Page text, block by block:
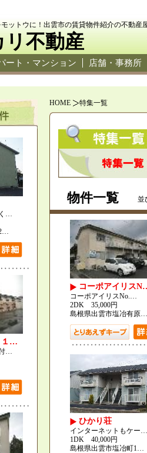
ットウに！出雲市の賃貸物件紹介の不動産
リ不動産
ート・マンション 店舗・事務所
…
１…
…
HOME 特集一覧
物件一覧 並
コーポアイリス
コーポアイリスNo.…
2DK 35,000円
島根県出雲市塩冶有原…
ひかり荘
インターネットもケー…
1DK 40,000円
島根県出雲市塩冶町1…